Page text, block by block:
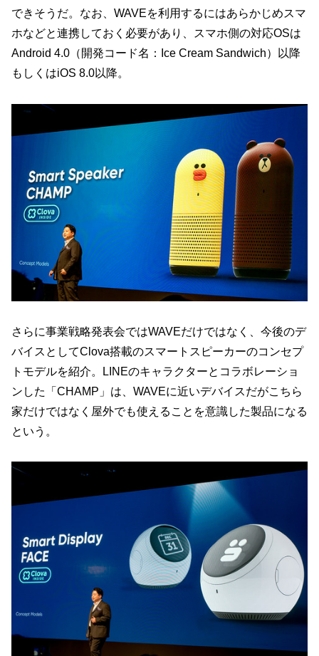
できそうだ。なお、WAVEを利用するにはあらかじめスマ
ホなどと連携しておく必要があり、スマホ側の対応OSは
Android 4.0（開発コード名：Ice Cream Sandwich）以降
もしくはiOS 8.0以降。
さらに事業戦略発表会ではWAVEだけではなく、今後のデ
バイスとしてClova搭載のスマートスピーカーのコンセプ
トモデルを紹介。LINEのキャラクターとコラボレーショ
ンした「CHAMP」は、WAVEに近いデバイスだがこちら
家だけではなく屋外でも使えることを意識した製品になる
という。